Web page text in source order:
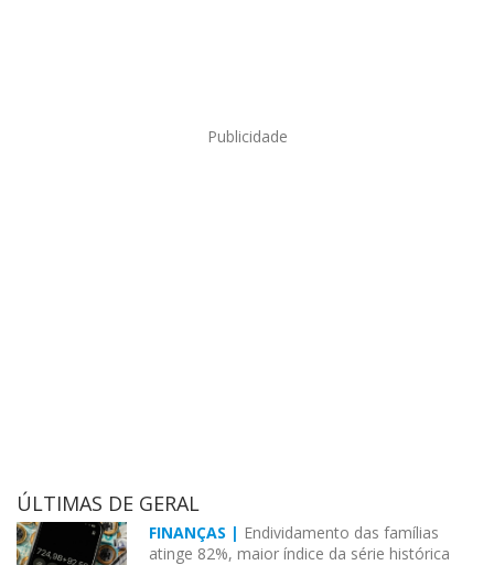
Publicidade
ÚLTIMAS DE GERAL
FINANÇAS | Endividamento das famílias
atinge 82%, maior índice da série histórica